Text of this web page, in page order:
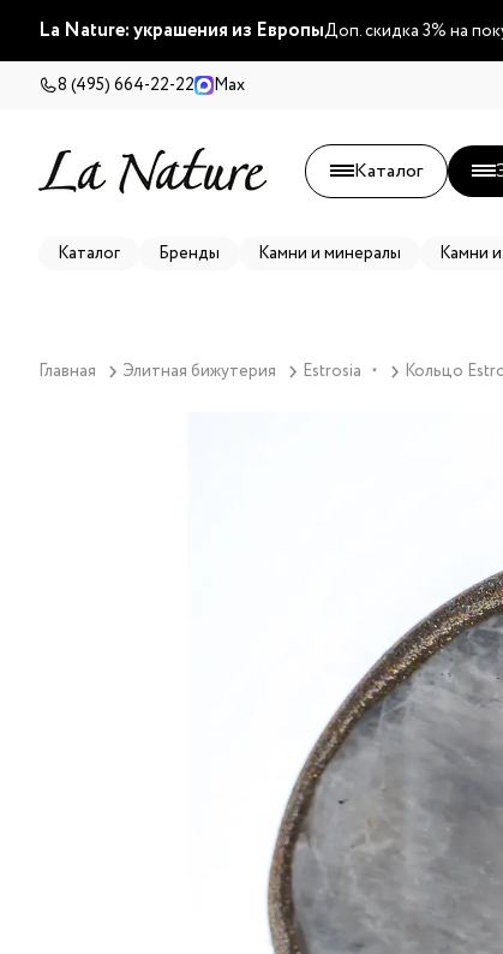
La Nature: украшения из ЕвропыДоп. скидка 3% на
8 (495) 664-22-22 Max
Каталог
Каталог Бренды Камни и минералы Камни
Главная Элитная бижутерия Estrosia ▼ Кольцо